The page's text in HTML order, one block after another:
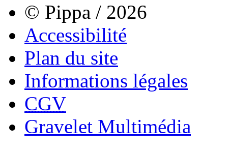
© Pippa / 2026
Accessibilité
Plan du site
Informations légales
CGV
Gravelet Multimédia